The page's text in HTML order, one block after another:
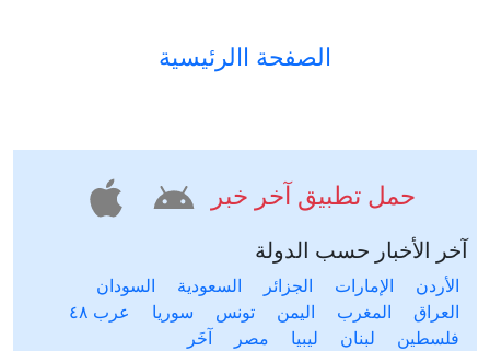
الصفحة االرئيسية
حمل تطبيق آخر خبر
آخر الأخبار حسب الدولة
الأردن الإمارات الجزائر السعودية
السودان
العراق
المغرب اليمن تونس سوريا
عرب ٤٨